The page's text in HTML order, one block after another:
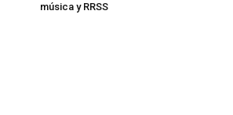
música y RRSS